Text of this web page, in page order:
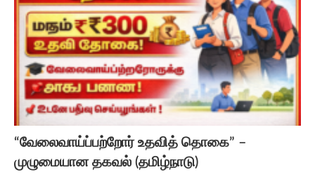
“வேலைவாய்ப்பற்றோர் உதவித் தொகை” –
முழுமையான தகவல் (தமிழ்நாடு)